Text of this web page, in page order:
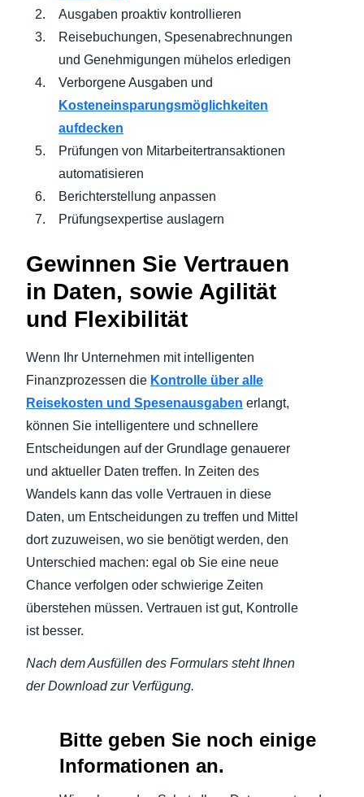
Ausgaben proaktiv kontrollieren
Reisebuchungen, Spesenabrechnungen
und Genehmigungen mühelos erledigen
Verborgene Ausgaben und
Kosteneinsparungsmöglichkeiten
aufdecken
Prüfungen von Mitarbeitertransaktionen
automatisieren
Berichterstellung anpassen
Prüfungsexpertise auslagern
Gewinnen Sie Vertrauen
in Daten, sowie Agilität
und Flexibilität
Wenn Ihr Unternehmen mit intelligenten
Finanzprozessen die Kontrolle über alle
Reisekosten und Spesenausgaben erlangt,
können Sie intelligentere und schnellere
Entscheidungen auf der Grundlage genauerer
und aktueller Daten treffen. In Zeiten des
Wandels kann das volle Vertrauen in diese
Daten, um Entscheidungen zu treffen und Mittel
dort zuzuweisen, wo sie benötigt werden, den
Unterschied machen: egal ob Sie eine neue
Chance verfolgen oder schwierige Zeiten
überstehen müssen. Vertrauen ist gut, Kontrolle
ist besser.
Nach dem Ausfüllen des Formulars steht Ihnen
der Download zur Verfügung.
Bitte geben Sie noch einige
Informationen an.